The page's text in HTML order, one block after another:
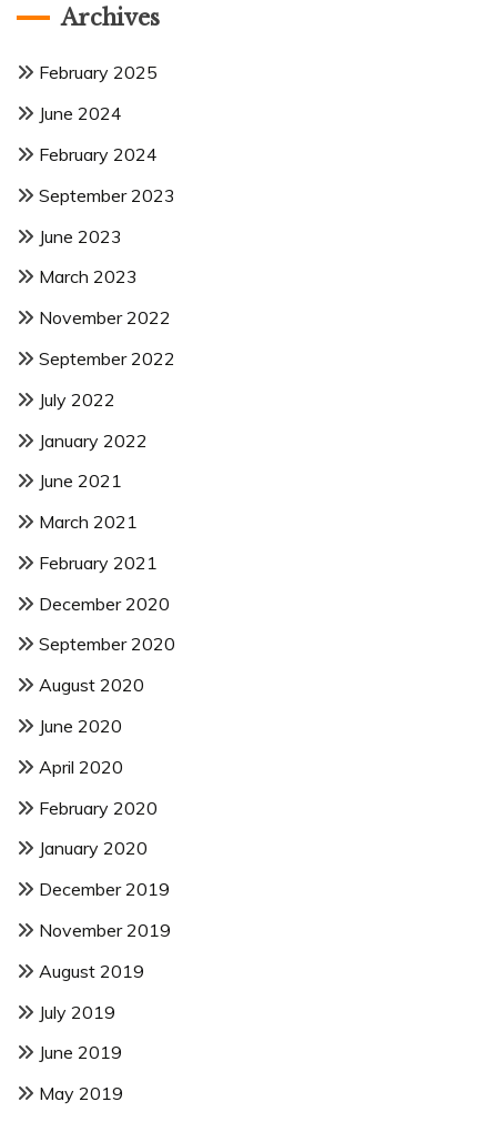
Archives
February 2025
June 2024
February 2024
September 2023
June 2023
March 2023
November 2022
September 2022
July 2022
January 2022
June 2021
March 2021
February 2021
December 2020
September 2020
August 2020
June 2020
April 2020
February 2020
January 2020
December 2019
November 2019
August 2019
July 2019
June 2019
May 2019